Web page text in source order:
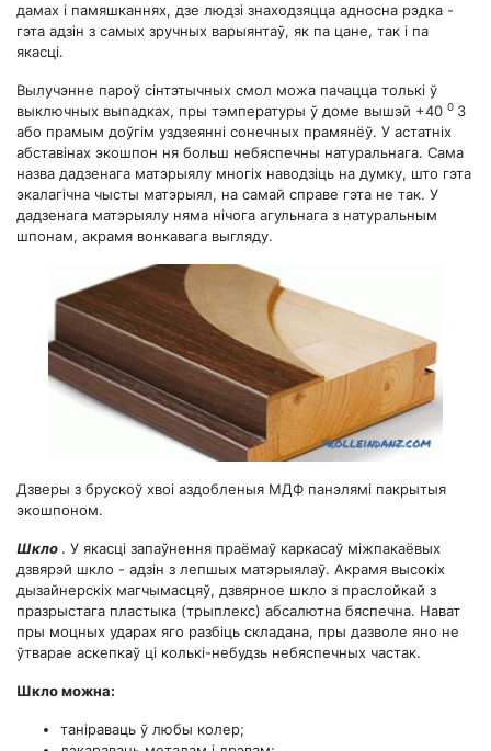
дамах і памяшканнях, дзе людзі знаходзяцца адносна рэдка -
гэта адзін з самых зручных варыянтаў, як па цане, так і па
якасці.
Вылучэнне пароў сінтэтычных смол можа пачацца толькі ў
выключных выпадках, пры тэмпературы ў доме вышэй +40 0 З
або прамым доўгім уздзеянні сонечных прамянёў. У астатніх
абставінах экошпон ня больш небяспечны натуральнага. Сама
назва дадзенага матэрыялу многіх наводзіць на думку, што гэта
экалагічна чысты матэрыял, на самай справе гэта не так. У
дадзенага матэрыялу няма нічога агульнага з натуральным
шпонам, акрамя вонкавага выгляду.
Дзверы з брускоў хвоі аздобленыя МДФ панэлямі пакрытыя
экошпоном.
Шкло . У якасці запаўнення праёмаў каркасаў міжпакаёвых
дзвярэй шкло - адзін з лепшых матэрыялаў. Акрамя высокіх
дызайнерскіх магчымасцяў, дзвярное шкло з праслойкай з
празрыстага пластыка (трыплекс) абсалютна бяспечна. Нават
пры моцных ударах яго разбіць складана, пры дазволе яно не
ўтварае аскепкаў ці колькі-небудзь небяспечных частак.
Шкло можна:
таніраваць ў любы колер;